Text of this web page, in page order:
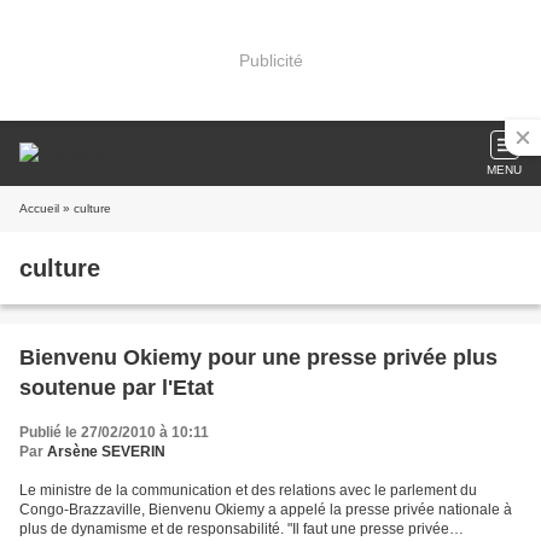
Publicité
MENU
Accueil » culture
culture
Bienvenu Okiemy pour une presse privée plus
soutenue par l'Etat
Publié le 27/02/2010 à 10:11
Par Arsène SEVERIN
Le ministre de la communication et des relations avec le parlement du
Congo-Brazzaville, Bienvenu Okiemy a appelé la presse privée nationale à
plus de dynamisme et de responsabilité. "Il faut une presse privée